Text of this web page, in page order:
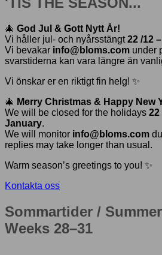
🎄 God Jul & Gott Nytt År!
Vi håller jul- och nyårsstängt22 /12
Vi bevakar info@bloms.com under
svarstiderna kan vara längre än
Vi önskar er en riktigt fin helg! ✨
🎄 Merry Christmas & Happy New
We will be closed for the holidays 22
January.
We will monitor info@bloms.com
replies may take longer than usual.
Warm season’s greetings to you! ✨
Kontakta oss
Sommartider /
Weeks 28–31